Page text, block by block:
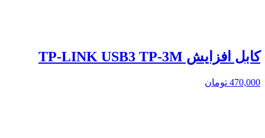
کابل افزایش TP-LINK USB3 TP-3M
470,000 تومان